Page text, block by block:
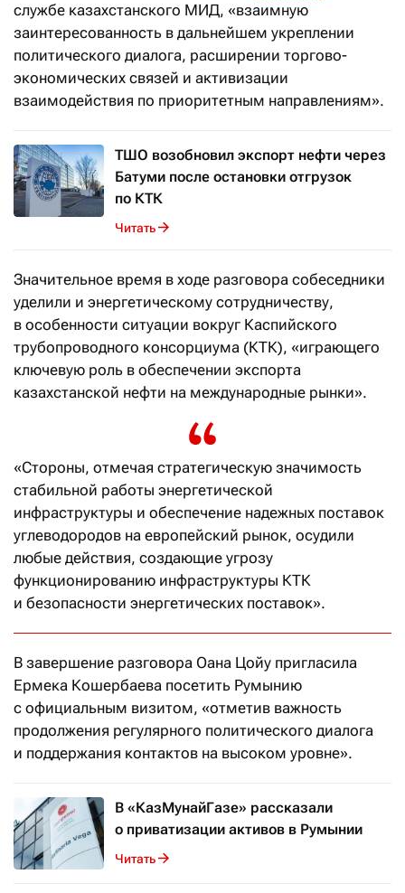
службе казахстанского МИД, «взаимную
заинтересованность в дальнейшем укреплении
политического диалога, расширении торгово-
экономических связей и активизации
взаимодействия по приоритетным направлениям».
ТШО возобновил экспорт нефти через
Батуми после остановки отгрузок
по КТК
Читать
Значительное время в ходе разговора собеседники
уделили и энергетическому сотрудничеству,
в особенности ситуации вокруг Каспийского
трубопроводного консорциума (КТК), «играющего
ключевую роль в обеспечении экспорта
казахстанской нефти на международные рынки».
«Стороны, отмечая стратегическую значимость
стабильной работы энергетической
инфраструктуры и обеспечение надежных поставок
углеводородов на европейский рынок, осудили
любые действия, создающие угрозу
функционированию инфраструктуры КТК
и безопасности энергетических поставок».
В завершение разговора Оана Цойу пригласила
Ермека Кошербаева посетить Румынию
с официальным визитом, «отметив важность
продолжения регулярного политического диалога
и поддержания контактов на высоком уровне».
В «КазМунайГазе» рассказали
о приватизации активов в Румынии
Читать